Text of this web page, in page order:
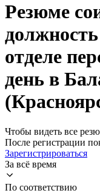
Резюме
должность
отделе
день в
Чтобы видеть все
После регистрации
Зарегистрироваться
За всё время
По соответствию